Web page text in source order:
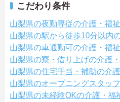
こだわり条件
山梨県の夜勤専従の介護・福
山梨県の駅から徒歩10分以内
山梨県の車通勤可の介護・福
山梨県の寮・借り上げの介護
山梨県の住宅手当・補助の介
山梨県のオープニングスタッ
山梨県の未経験OKの介護・福